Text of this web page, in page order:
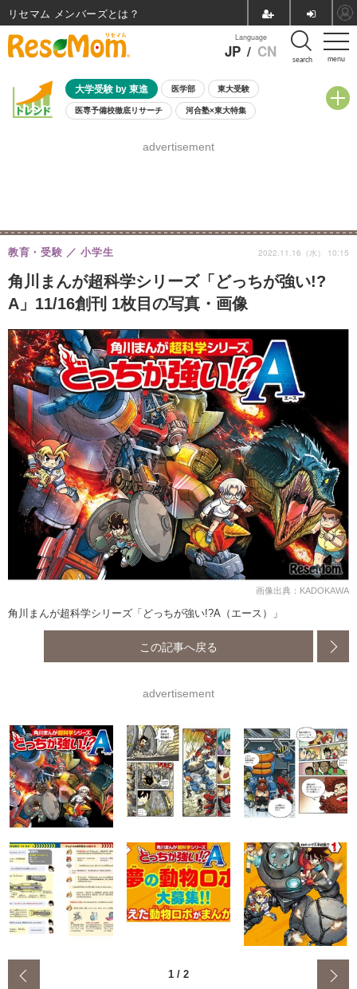
menu
Language
JP / CN search
大学受験 by 東進 医学部 東大受験
医専予備校徹底リサーチ 河合塾×東大特集
8月開催学校説明会・相談会
advertisement
角川まんが超科学シリーズ「どっちが強い!?
A」11/16創刊 1枚目の写真・画像
教育・受験 小学生 2022.11.16（水） 10:15
画像出典：KADOKAWA
角川まんが超科学シリーズ「どっちが強い!?A（エース）」
この記事へ戻る
advertisement
1 / 2
リセマム メンバーズ